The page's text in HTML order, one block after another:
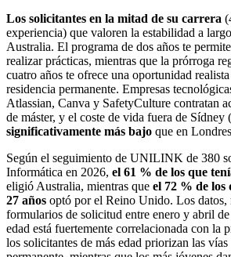
Los solicitantes en la mitad de su carrera
experiencia) que valoren la estabilidad a
Australia. El programa de dos años te
realizar prácticas, mientras que la prórroga
cuatro años te ofrece una oportunidad
residencia permanente. Empresas
Atlassian, Canva y SafetyCulture contratan
de máster, y el coste de vida fuera de
significativamente más bajo que en
Según el seguimiento de UNILINK de 380
Informática en 2026, el 61 % de los que
eligió Australia, mientras que el 72 % de los
27 años optó por el Reino Unido. Los datos,
formularios de solicitud entre enero y abril
edad está fuertemente correlacionada con la
los solicitantes de más edad priorizan las